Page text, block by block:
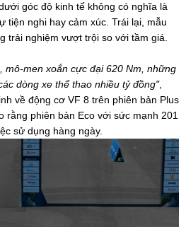
góc độ kinh tế không có nghĩa là
tiện nghi hay cảm xúc. Trái lại, mẫu
trải nghiệm vượt trội so với tầm giá.
mô-men xoắn cực đại 620 Nm, những
dòng xe thể thao nhiều tỷ đồng",
về động cơ VF 8 trên phiên bản Plus
rằng phiên bản Eco với sức mạnh 201
sử dụng hàng ngày.